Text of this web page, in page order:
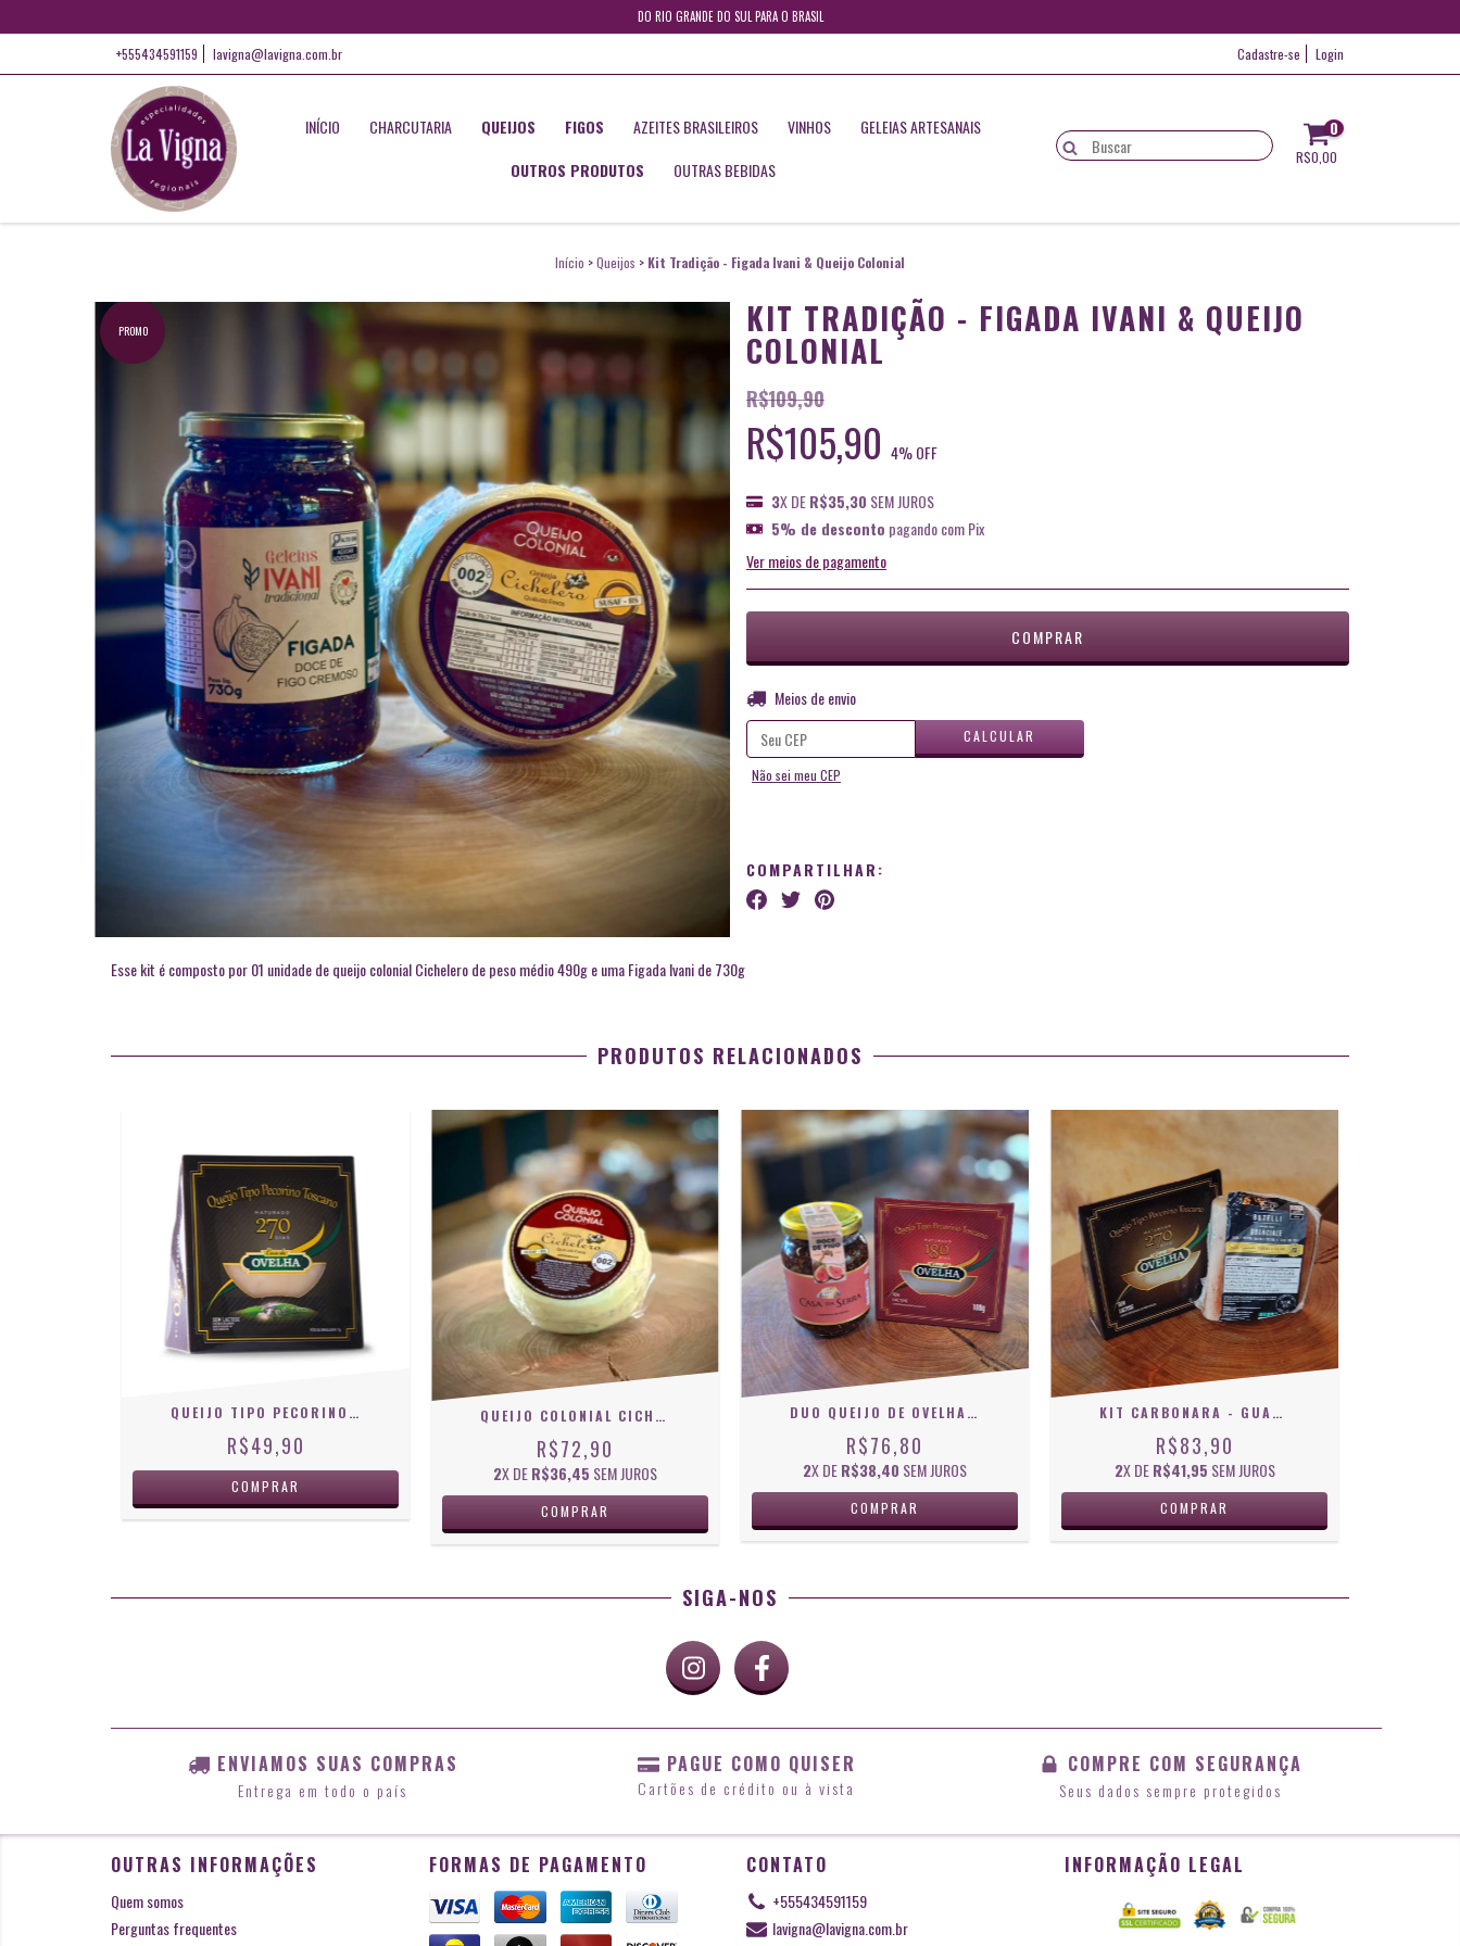
DO RIO GRANDE DO SUL PARA O BRASIL
+555434591159 lavigna@lavigna.com.br Cadastre-se Login
INÍCIO CHARCUTARIA QUEIJOS FIGOS AZEITES BRASILEIROS VINHOS
GELEIAS ARTESANAIS
OUTROS PRODUTOS
OUTRAS BEBIDAS
0
R$0,00
Início >Queijos > Kit Tradição - Figada Ivani & Queijo Colonial
PROMO KIT TRADIÇÃO - FIGADA IVANI & QUEIJO
COLONIAL
R$109,90
R$105,90 4% OFF
3X DER$35,30 SEM JUROS
5% de desconto pagando com Pix
Ver meios de pagamento
Entregas para o CEP:
Meios de envio
CALCULAR
Não sei meu CEP
COMPARTILHAR:
Esse kit é composto por 01 unidade de queijo colonial Cichelero de peso médio 490g e uma Figada Ivani de 730g
PRODUTOS RELACIONADOS
QUEIJO TIPO PECORINO TOSCANO 270 DIAS - 100 G
R$49,90
QUEIJO COLONIAL CICHELERO
R$72,90
2X DER$36,45 SEM JUROS
DUO QUEIJO DE OVELHA 180 DIAS + GELEIA DE FIGO CASA DA SERRA
R$76,80
2X DER$38,40 SEM JUROS
KIT CARBONARA - GUANCIALE + PECORINO 270 DIAS
R$83,90
2X DER$41,95 SEM JUROS
SIGA-NOS
ENVIAMOS SUAS COMPRAS
Entrega em todo o país
PAGUE COMO QUISER
Cartões de crédito ou à vista
COMPRE COM SEGURANÇA
Seus dados sempre protegidos
OUTRAS INFORMAÇÕES
Quem somos
Perguntas frequentes
FORMAS DE PAGAMENTO CONTATO
+555434591159
lavigna@lavigna.com.br
INFORMAÇÃO LEGAL